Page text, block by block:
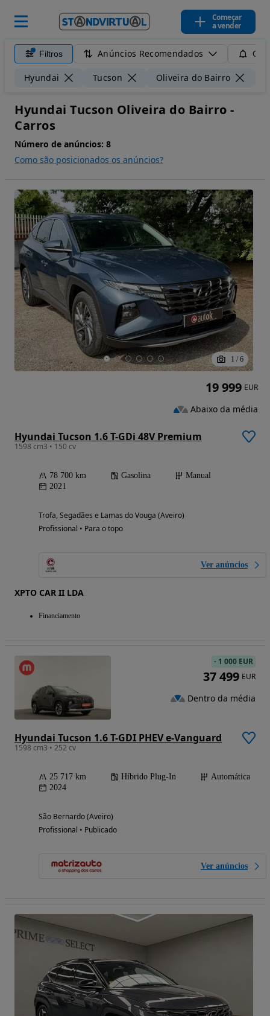
Começar
a vender
Filtros Anúncios Recomendados
Hyundai Tucson Oliveira do Bairro
Hyundai Tucson Oliveira do Bairro -
Carros
Número de anúncios: 8
Como são posicionados os anúncios?
1 / 6
Hyundai Tucson 1.6 T-GDi 48V Premium
1598 cm3 • 150 cv
78 700 km Gasolina
Manual
2021
Trofa, Segadães e Lamas do Vouga (Aveiro)
Profissional • Para o topo
Ver anúncios
XPTO CAR II LDA
Financiamento
19 999 EUR
Abaixo da média
Hyundai Tucson 1.6 T-GDI PHEV e-Vanguard
1598 cm3 • 252 cv
25 717 km Híbrido Plug-In
Automática
2024
São Bernardo (Aveiro)
Profissional • Publicado
Ver anúncios
- 1 000 EUR
37 499 EUR
Dentro da média